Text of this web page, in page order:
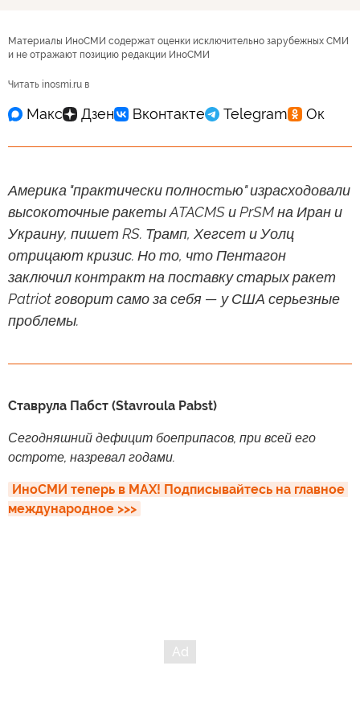
Материалы ИноСМИ содержат оценки исключительно зарубежных СМИ
и не отражают позицию редакции ИноСМИ
Читать inosmi.ru в
Америка "практически полностью" израсходовали
высокоточные ракеты ATACMS и PrSM на Иран и
Украину, пишет RS. Трамп, Хегсет и Уолц
отрицают кризис. Но то, что Пентагон
заключил контракт на поставку старых ракет
Patriot говорит само за себя — у США серьезные
проблемы.
Ставрула Пабст (Stavroula Pabst)
Сегодняшний дефицит боеприпасов, при всей его
остроте, назревал годами.
ИноСМИ теперь в MAX! Подписывайтесь на главное
международное >>>